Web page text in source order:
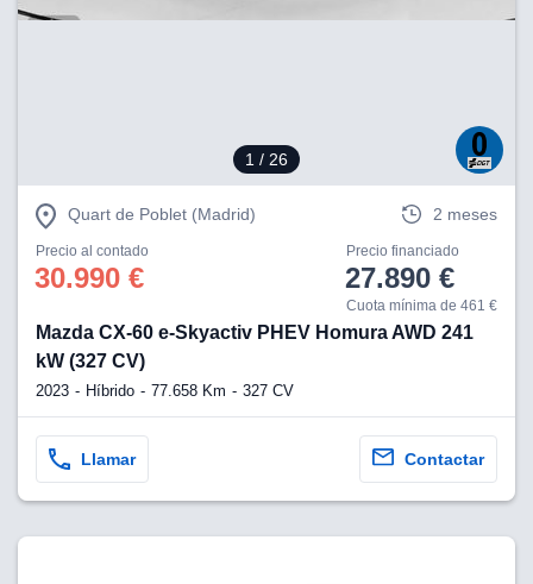
1 / 26
Quart de Poblet (Madrid) 2 meses
Precio al contado
30.990 €
Precio financiado
27.890 €
Cuota mínima de 461 €
Mazda CX-60 e-Skyactiv PHEV Homura AWD 241
kW (327 CV)
2023 Híbrido 77.658 Km 327 CV
Llamar Contactar